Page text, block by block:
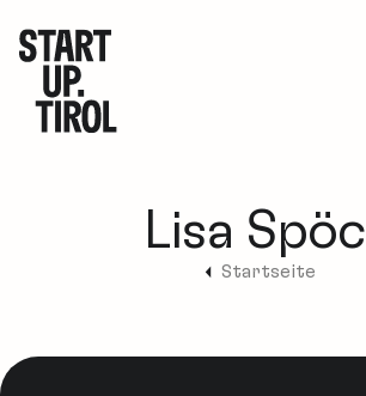
Lisa
Startseite